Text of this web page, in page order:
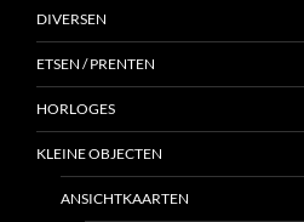
DIVERSEN
ETSEN / PRENTEN
HORLOGES
KLEINE OBJECTEN
ANSICHTKAARTEN